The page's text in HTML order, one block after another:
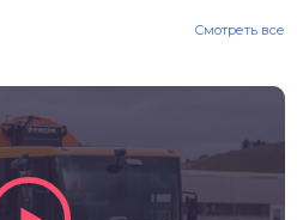
Смотреть все